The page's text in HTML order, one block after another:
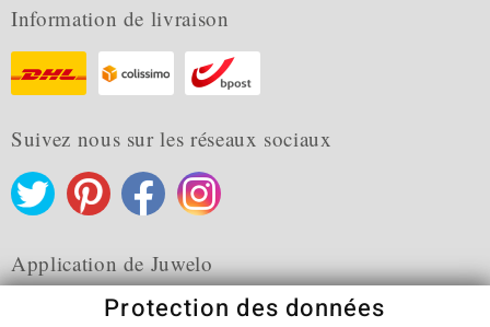
Information de livraison
Suivez nous sur les réseaux sociaux
Application de Juwelo
Protection des données